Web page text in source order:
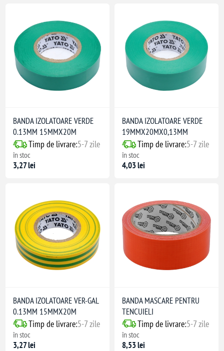
BANDA IZOLATOARE VERDE
0.13MM 15MMX20M
Timp de livrare:5-7 zile
în stoc
3,27 lei
BANDA IZOLATOARE VERDE
19MMX20MX0,13MM
Timp de livrare:5-7 zile
în stoc
4,03 lei
BANDA IZOLATOARE VER-GAL
0.13MM 15MMX20M
Timp de livrare:5-7 zile
în stoc
3,27 lei
BANDA MASCARE PENTRU
TENCUIELI
Timp de livrare:5-7 zile
în stoc
8,53 lei